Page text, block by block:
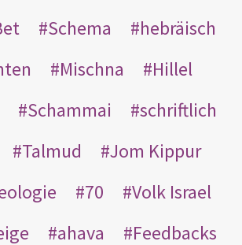
Schema
hebräisch
Mischna
Hillel
Schammai
schriftlich
Talmud
Jom Kippur
70
Volk Israel
ahava
Feedbacks